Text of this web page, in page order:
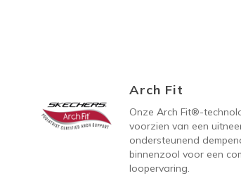
Arch Fit
Onze Arch Fit®-
voorzien van een
ondersteunend
binnenzool voor een
loopervaring.